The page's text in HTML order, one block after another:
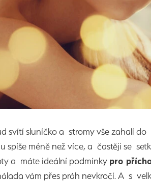
svítí sluníčko a stromy vše zahalí
spíše méně než více, a častěji se
a máte ideální podmínky pro
vám přes práh nevkročí. A s